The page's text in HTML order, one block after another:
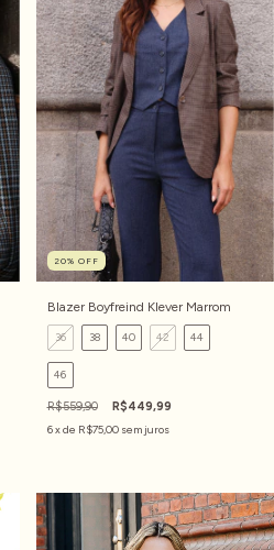
20% OFF
Blazer Boyfreind Klever Marrom
36 38 40 42 44
46
R$559,90
R$449,99
6x de R$75,00 sem juros